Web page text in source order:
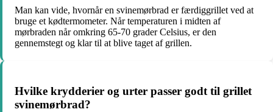
Man kan vide, hvornår en svinemørbrad er færdiggrillet ved at
bruge et kødtermometer. Når temperaturen i midten af
mørbraden når omkring 65-70 grader Celsius, er den
gennemstegt og klar til at blive taget af grillen.
Hvilke krydderier og urter passer godt til grillet
svinemørbrad?